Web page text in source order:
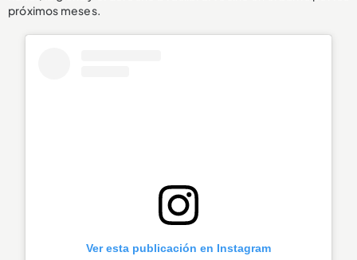
próximos meses.
Ver esta publicación en Instagram